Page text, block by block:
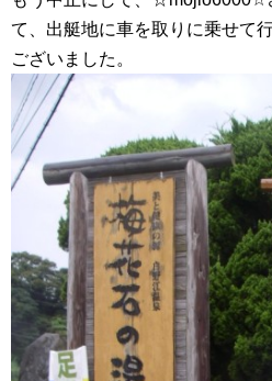
て、出艇地に車を取りに乗せて
ございました。